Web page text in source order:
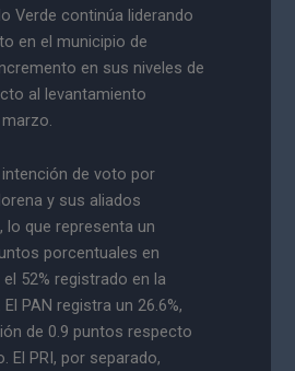
Verde continúa liderando
en el municipio de
en sus niveles de
al levantamiento
de voto por
y sus aliados
lo que representa un
porcentuales en
52% registrado en la
PAN registra un 26.6%,
de 0.9 puntos respecto
El PRI, por separado,